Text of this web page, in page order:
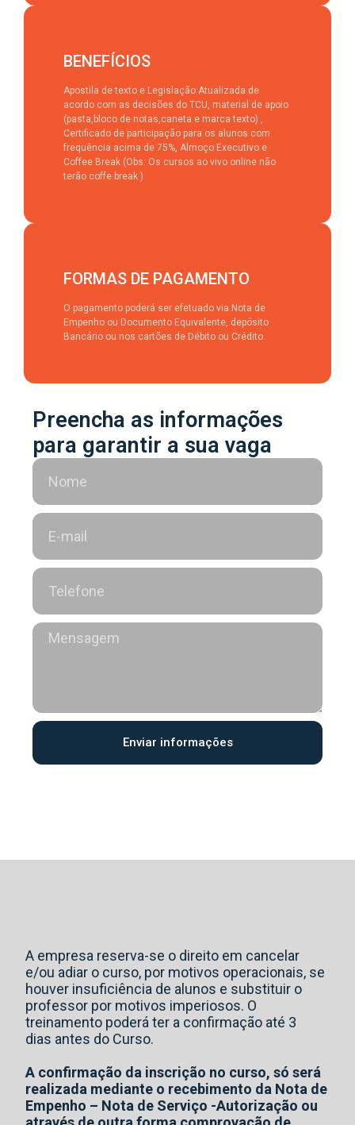
BENEFÍCIOS
Apostila de texto e Legislação Atualizada de
acordo com as decisões do TCU, material de apoio
(pasta,bloco de notas,caneta e marca texto) ,
Certificado de participação para os alunos com
frequência acima de 75%, Almoço Executivo e
Coffee Break (Obs: Os cursos ao vivo online não
terão coffe break )
FORMAS DE PAGAMENTO
O pagamento poderá ser efetuado via Nota de
Empenho ou Documento Equivalente, depósito
Bancário ou nos cartões de Débito ou Crédito.
Preencha as informações
para garantir a sua vaga
Enviar informações
A empresa reserva-se o direito em cancelar
e/ou adiar o curso, por motivos operacionais, se
houver insuficiência de alunos e substituir o
professor por motivos imperiosos. O
treinamento poderá ter a confirmação até 3
dias antes do Curso.
A confirmação da inscrição no curso, só será
realizada mediante o recebimento da Nota de
Empenho – Nota de Serviço -Autorização ou